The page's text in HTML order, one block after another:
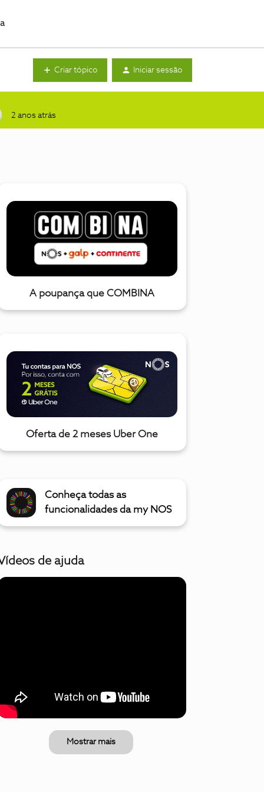
Criar tópico Iniciar sessão
2 anos atrás
A poupança que COMBINA
Oferta de 2 meses Uber One
Conheça todas as
funcionalidades da my NOS
de ajuda
Mostrar mais